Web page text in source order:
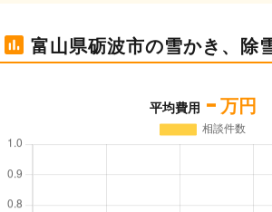
富山県砺波市の雪かき、除
平均費用 - 万円